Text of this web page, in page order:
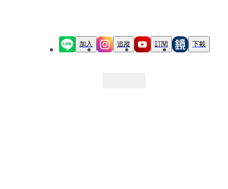
加入 追蹤 訂閱 下載